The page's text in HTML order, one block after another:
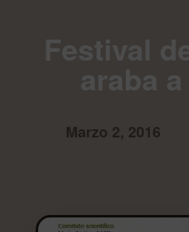
Marzo 2, 2016